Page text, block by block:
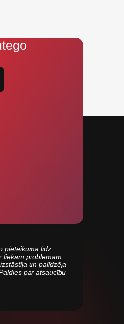
pieteikuma līdz
liekām problēmām.
un palīdzēja
par atsaucību